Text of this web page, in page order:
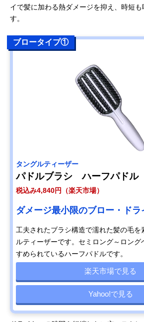
イで髪に加わる熱ダメージを抑え、時短も
す。
ブロータイプ①
タングルティーザー
パドルブラシ ハーフパドル
税込み4,840円（楽天市場）
ダメージ最小限のブロー・ドラ
工夫されたブラシ構造で濡れた髪の毛を
ルティーザーです。セミロング～ロング
すめられているハーフパドルです。
楽天市場で見る
Yahoo!で見る